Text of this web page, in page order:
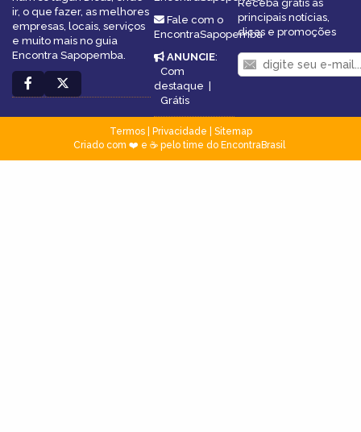
ir, o que fazer, as melhores
empresas, locais, serviços
e muito mais no guia
Encontra Sapopemba.
Fale com o
EncontraSapopemba
ANUNCIE:
Com
destaque |
Grátis
Receba grátis as
principais notícias,
dicas e promoções
Termos| Privacidade
Sitemap
Criado com ❤️ e ☕ pelo time do EncontraBrasil